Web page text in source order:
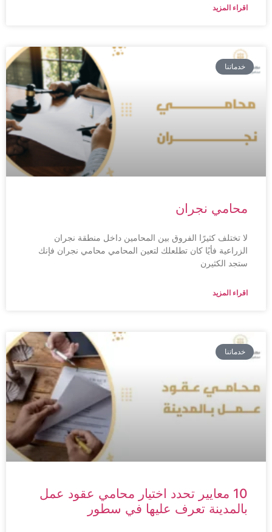
اقراء المزيد
خدماتنا
محامي نجران
لا تختلف كثيرًا الفروق بين المحامين داخل منطقة نجران
الزراعية فأيًا كان تطلعلك لتعين المحامي محامي نجران فإنك
ستجد الكثيرن
اقراء المزيد
خدماتنا
10 معايير تحدد اختيار محامي عقود عمل
بالمدينة تعرف عليها في سطور